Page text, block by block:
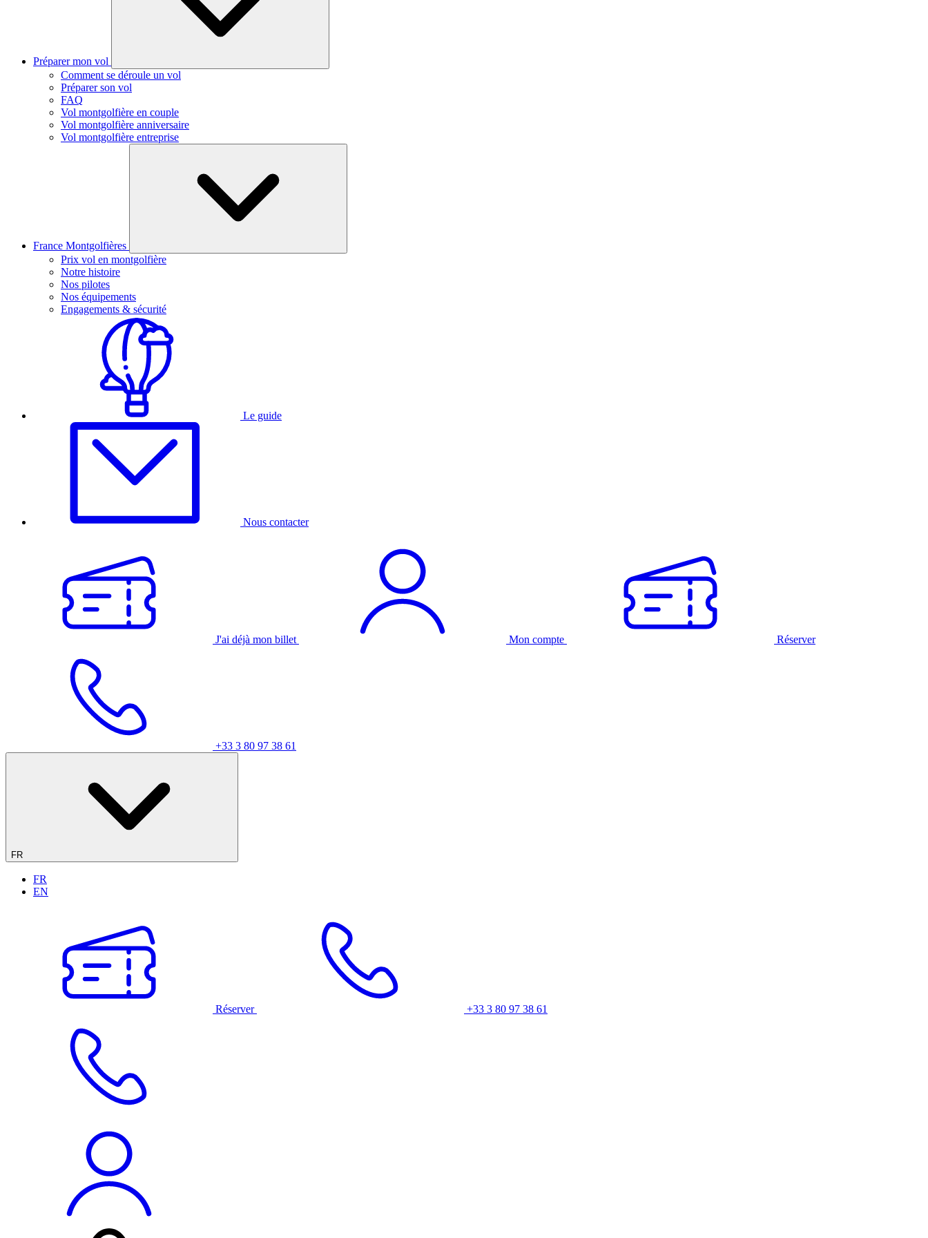
Préparer mon vol
Comment se déroule un vol
Préparer son vol
FAQ
Vol montgolfière en couple
Vol montgolfière anniversaire
Vol montgolfière entreprise
France Montgolfières
Prix vol en montgolfière
Notre histoire
Nos pilotes
Nos équipements
Engagements & sécurité
Le guide
Nous contacter
J'ai déjà mon billet Mon compte Réserver
+33 3 80 97 38 61
FR
FR
EN
Réserver +33 3 80 97 38 61